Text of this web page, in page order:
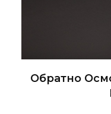
Обратно